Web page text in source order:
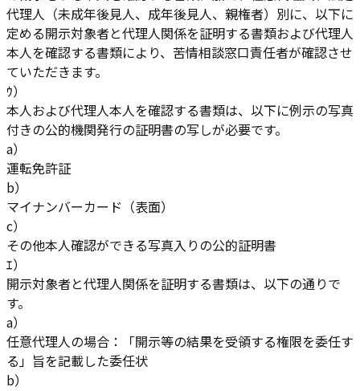
代理人（未成年後見人、成年後見人、親権者）別に、以下に
定める開示対象者と代理人関係を証明する書類および代理人
本人を確認する書類により、苦情相談窓口責任者が確認させ
ていただきます。
ｳ）
本人および代理人本人を確認する書類は、以下に例示の写真
付きの公的機関発行の証明書の写しが必要です。
a）
運転免許証
b）
マイナンバーカード（表面）
c）
その他本人確認ができる写真入りの公的証明書
ｴ）
開示対象者と代理人関係を証明する書類は、以下の通りで
す。
a）
任意代理人の場合：「開示等の結果を受領する権限を委任す
る」旨を記載した委任状
b）